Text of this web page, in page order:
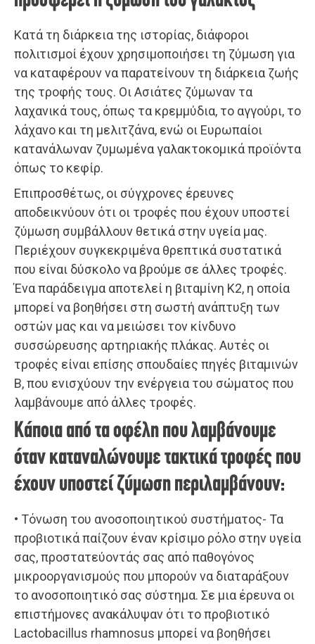
Κατά τη διάρκεια της ιστορίας, διάφοροι
πολιτισμοί έχουν χρησιμοποιήσει τη ζύμωση για
να καταφέρουν να παρατείνουν τη διάρκεια ζωής
της τροφής τους. Οι Ασιάτες ζύμωναν τα
λαχανικά τους, όπως τα κρεμμύδια, το αγγούρι, το
λάχανο και τη μελιτζάνα, ενώ οι Ευρωπαίοι
κατανάλωναν ζυμωμένα γαλακτοκομικά προϊόντα
όπως το κεφίρ.
Επιπροσθέτως, οι σύγχρονες έρευνες
αποδεικνύουν ότι οι τροφές που έχουν υποστεί
ζύμωση συμβάλλουν θετικά στην υγεία μας.
Περιέχουν συγκεκριμένα θρεπτικά συστατικά
που είναι δύσκολο να βρούμε σε άλλες τροφές.
Ένα παράδειγμα αποτελεί η βιταμίνη Κ2, η οποία
μπορεί να βοηθήσει στη σωστή ανάπτυξη των
οστών μας και να μειώσει τον κίνδυνο
συσσώρευσης αρτηριακής πλάκας. Αυτές οι
τροφές είναι επίσης σπουδαίες πηγές βιταμινών
Β, που ενισχύουν την ενέργεια του σώματος που
λαμβάνουμε από άλλες τροφές.
Κάποια από τα οφέλη που λαμβάνουμε
όταν καταναλώνουμε τακτικά τροφές που
έχουν υποστεί ζύμωση περιλαμβάνουν:
• Τόνωση του ανοσοποιητικού συστήματος- Τα
προβιοτικά παίζουν έναν κρίσιμο ρόλο στην υγεία
σας, προστατεύοντάς σας από παθογόνος
μικροοργανισμούς που μπορούν να διαταράξουν
το ανοσοποιητικό σας σύστημα. Σε μια έρευνα οι
επιστήμονες ανακάλυψαν ότι το προβιοτικό
Lactobacillus rhamnosus μπορεί να βοηθήσει